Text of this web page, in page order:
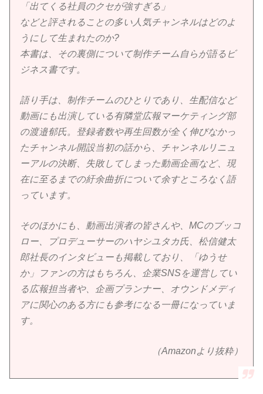
「出てくる社員のクセが強すぎる」
などと評されることの多い人気チャンネルはどのよ
うにして生まれたのか?
本書は、その裏側について制作チーム自らが語るビ
ジネス書です。
語り手は、制作チームのひとりであり、生配信など
動画にも出演している有隣堂広報マーケティング部
の渡邉郁氏。登録者数や再生回数が全く伸びなかっ
たチャンネル開設当初の話から、チャンネルリニュ
ーアルの決断、失敗してしまった動画企画など、現
在に至るまでの紆余曲折について余すところなく語
っています。
そのほかにも、動画出演者の皆さんや、MCのブッコ
ロー、プロデューサーのハヤシユタカ氏、松信健太
郎社長のインタビューも掲載しており、「ゆうせ
か」ファンの方はもちろん、企業SNSを運営してい
る広報担当者や、企画プランナー、オウンドメディ
アに関心のある方にも参考になる一冊になっていま
す。
（Amazonより抜粋）